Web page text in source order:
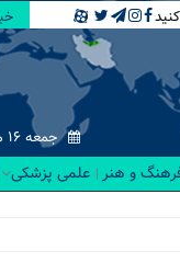
جمعه ۱۶ مرداد ۱۴۰۵-
و هنر علمی پزشکی